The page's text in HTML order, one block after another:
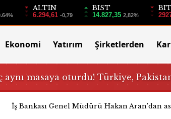
ALTIN
6.294,61 -0,79
BIST
14.827,35 2,82%
Ekonomi Yatırım Şirketlerden
aynı masaya oturdu! Türkiye,
İş Bankası Genel Müdürü Hakan Aran’dan